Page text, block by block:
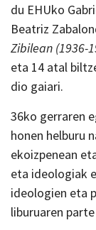
du EHUko
Beatriz
Zibilean (1936-
eta 14 atal
dio gaiari.
36ko gerraren
honen helburu
ekoizpenean
eta ideologiak
ideologien eta
liburuaren